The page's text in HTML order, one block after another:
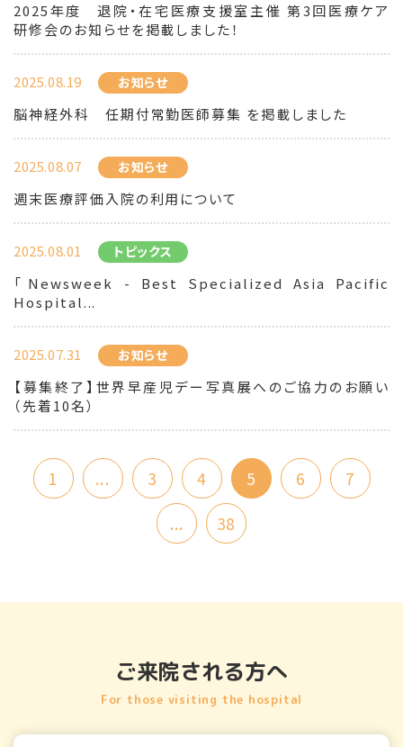
2025年度 退院・在宅医療支援室主催 第3回医療ケア
研修会のお知らせを掲載しました！
2025.08.19 お知らせ
脳神経外科 任期付常勤医師募集 を掲載しました
2025.08.07 お知らせ
週末医療評価入院の利用について
2025.08.01 トピックス
「Newsweek - Best Specialized Asia Pacific
Hospital...
2025.07.31 お知らせ
【募集終了】世界早産児デー写真展へのご協力のお願い
（先着10名）
1 ... 3 4 5 6
7
...
38
ご来院される方へ
For those visiting the hospital